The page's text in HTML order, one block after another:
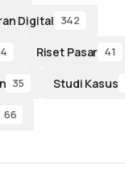
Digital 342
Riset Pasar 41
35 Studi Kasus
66